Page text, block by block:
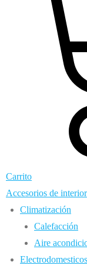
Carrito
Accesorios de interior
Climatización
Calefacción
Aire
Electrodomesticos